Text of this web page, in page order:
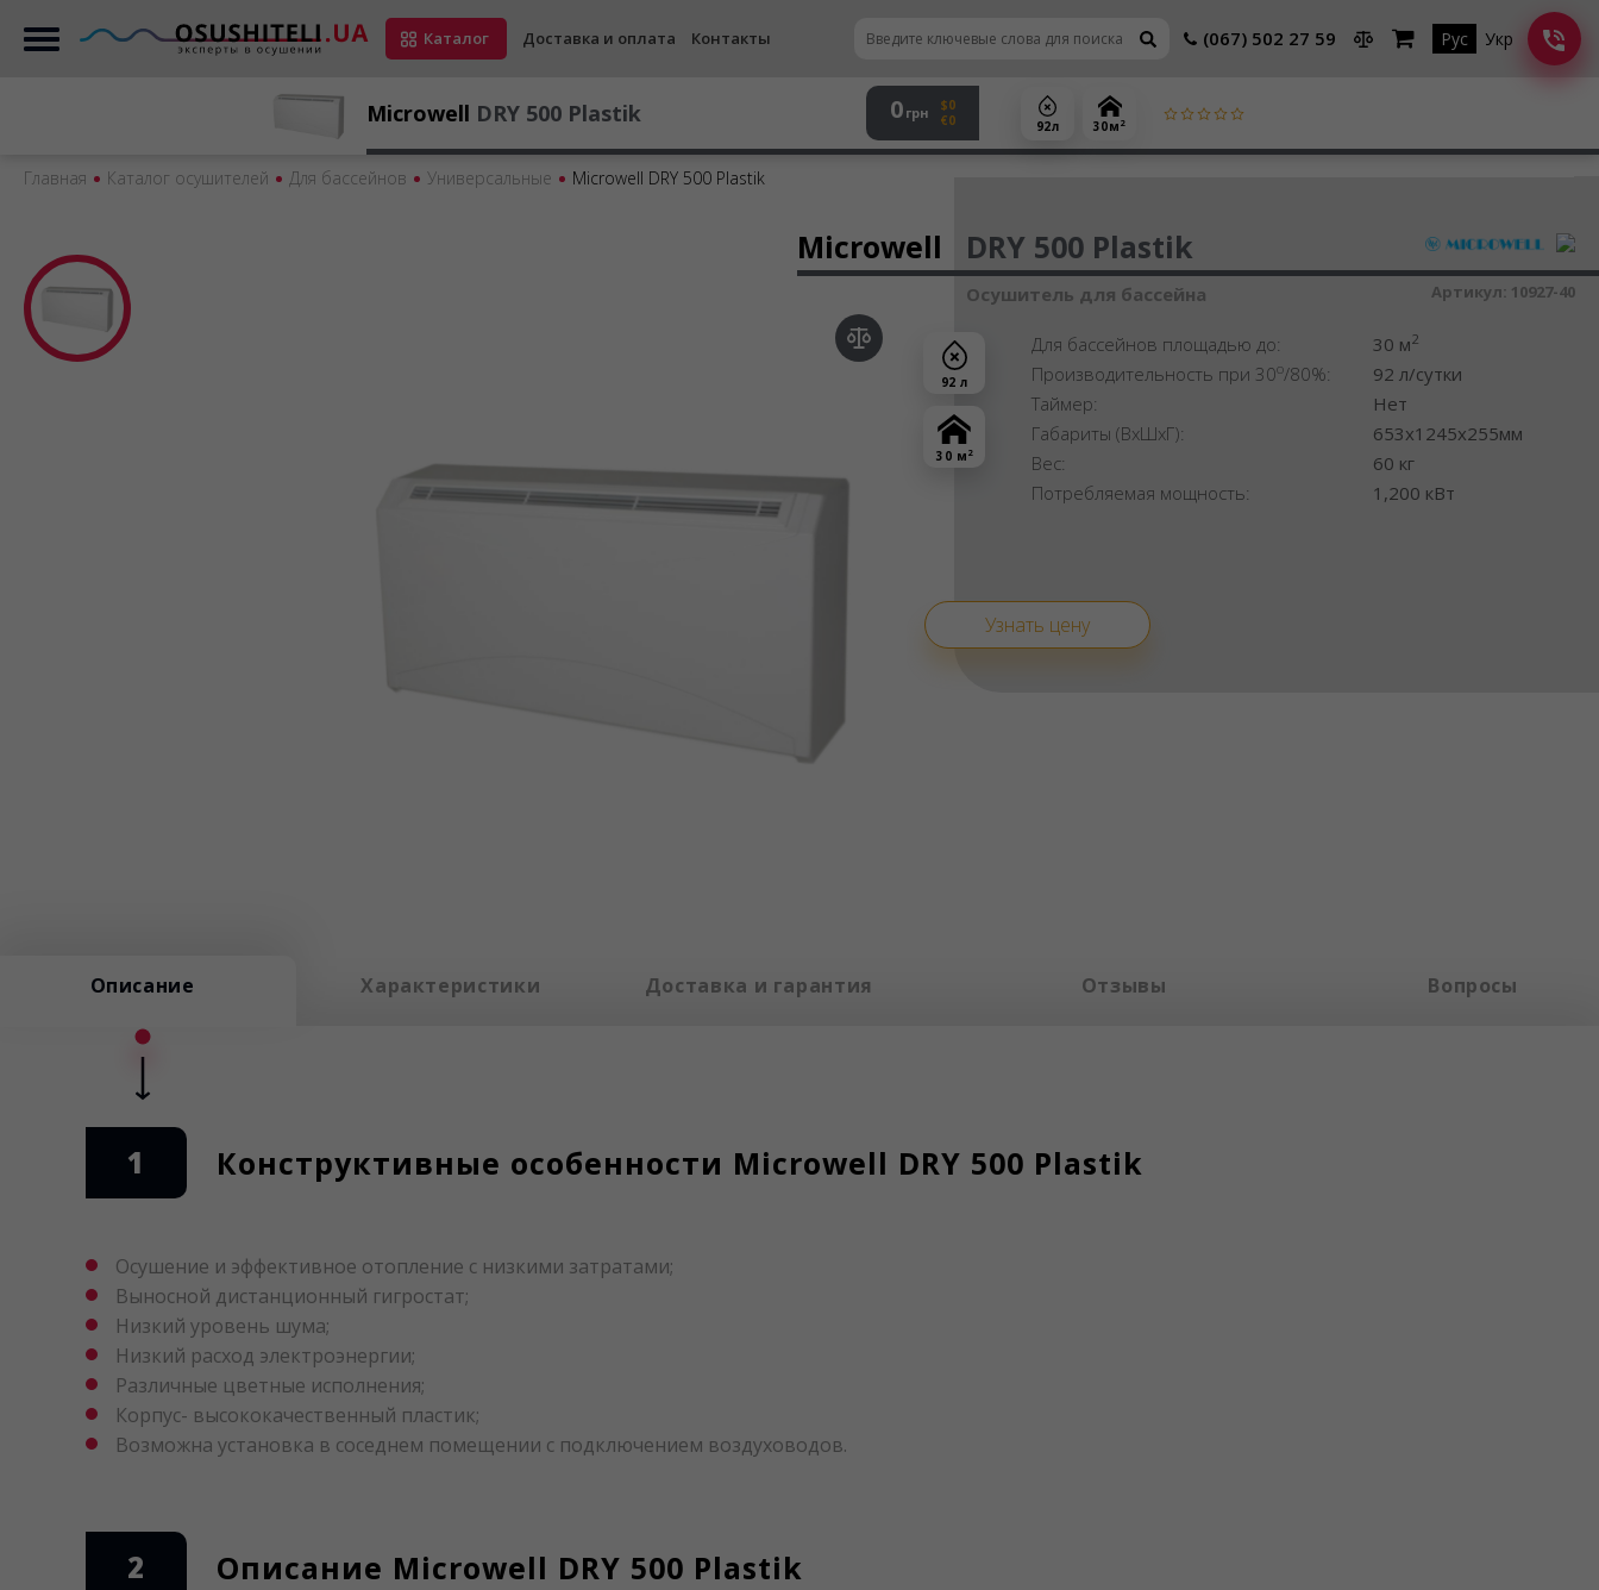
Каталог Доставка и оплата Контакты (067) 502 27 59 Рус Укр
Главная Каталог осушителей Для бассейнов Универсальные Microwell DRY 500 Plastik
Microwell DRY 500 Plastik 0 грн
$0
€0
92 л 30 м 2
92 л
30 м 2
Осушитель воздуха
Microwell DRY 500 Plastik
Осушитель для бассейна Артикул: 10927-40
Для бассейнов площадью до: 30 м2
Производительность при 30o/80%:
92 л/сутки
Таймер:
Нет
Габариты (ВхШхГ):
653x1245x255мм
Вес:
60 кг
Потребляемая мощность:
1,200 кВт
Узнать цену
Описание Характеристики Доставка и гарантия Отзывы Вопросы
1 Конструктивные особенности Microwell DRY 500 Plastik
Осушение и эффективное отопление с низкими затратами;
Выносной дистанционный гигростат;
Низкий уровень шума;
Низкий расход электроэнергии;
Различные цветные исполнения;
Корпус- высококачественный пластик;
Возможна установка в соседнем помещении с подключением воздуховодов.
2 Описание Microwell DRY 500 Plastik